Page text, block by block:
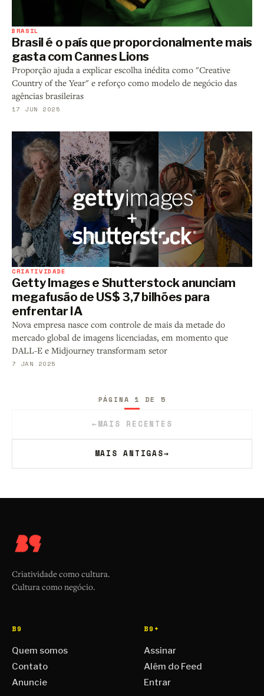
BRASIL
Brasil é o país que proporcionalmente mais
gasta com Cannes Lions
Proporção ajuda a explicar escolha inédita como "Creative
Country of the Year" e reforço como modelo de negócio das
agências brasileiras
17 JUN 2025
CRIATIVIDADE
Getty Images e Shutterstock anunciam
megafusão de US$ 3,7 bilhões para
enfrentar IA
Nova empresa nasce com controle de mais da metade do
mercado global de imagens licenciadas, em momento que
DALL-E e Midjourney transformam setor
7 JAN 2025
←MAIS RECENTES
PÁGINA 1 DE 5
MAIS ANTIGAS→
Criatividade como cultura.
Cultura como negócio.
B9
Quem somos
Contato
Anuncie
B9+
Assinar
Além do Feed
Entrar